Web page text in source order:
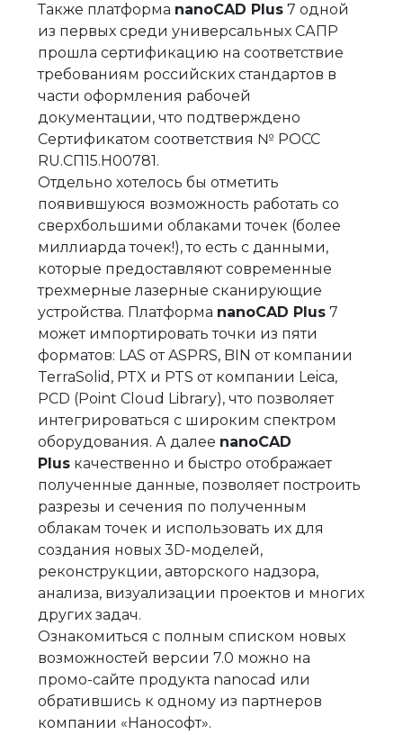
Также платформа nanoCAD Plus 7 одной
из первых среди универсальных САПР
прошла сертификацию на соответствие
требованиям российских стандартов в
части оформления рабочей
документации, что подтверждено
Сертификатом соответствия № РОСС
RU.СП15.Н00781.
Отдельно хотелось бы отметить
появившуюся возможность работать со
сверхбольшими облаками точек (более
миллиарда точек!), то есть с данными,
которые предоставляют современные
трехмерные лазерные сканирующие
устройства. Платформа nanoCAD Plus 7
может импортировать точки из пяти
форматов: LAS от ASPRS, BIN от компании
TerraSolid, PTX и PTS от компании Leica,
PCD (Point Cloud Library), что позволяет
интегрироваться с широким спектром
оборудования. А далее nanoCAD
Plus качественно и быстро отображает
полученные данные, позволяет построить
разрезы и сечения по полученным
облакам точек и использовать их для
создания новых 3D-моделей,
реконструкции, авторского надзора,
анализа, визуализации проектов и многих
других задач.
Ознакомиться с полным списком новых
возможностей версии 7.0 можно на
промо-сайте продукта nanocad или
обратившись к одному из партнеров
компании «Нанософт».